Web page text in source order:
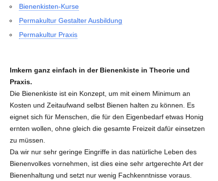
Bienenkisten-Kurse
Permakultur Gestalter Ausbildung
Permakultur Praxis
Imkern ganz einfach in der Bienenkiste in Theorie und
Praxis.
Die Bienenkiste ist ein Konzept, um mit einem Minimum an
Kosten und Zeitaufwand selbst Bienen halten zu können. Es
eignet sich für Menschen, die für den Eigenbedarf etwas Honig
ernten wollen, ohne gleich die gesamte Freizeit dafür einsetzen
zu müssen.
Da wir nur sehr geringe Eingriffe in das natürliche Leben des
Bienenvolkes vornehmen, ist dies eine sehr artgerechte Art der
Bienenhaltung und setzt nur wenig Fachkenntnisse voraus.